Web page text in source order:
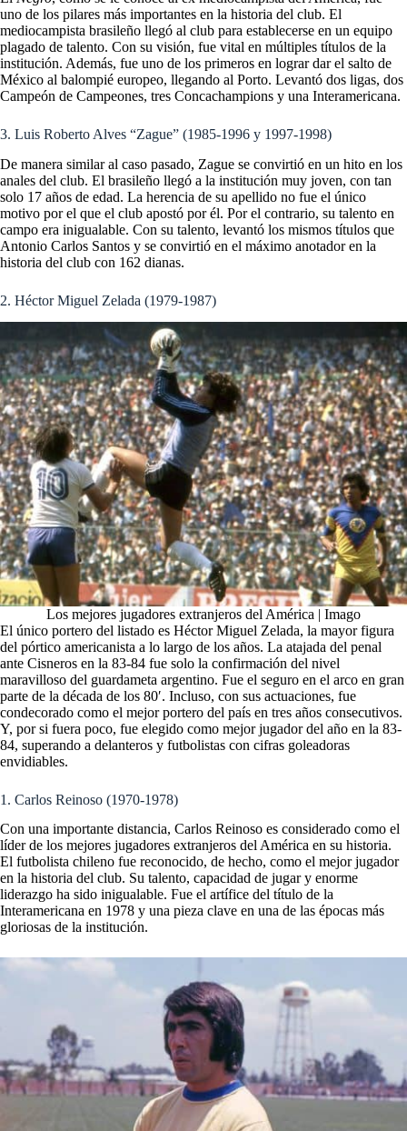
uno de los pilares más importantes en la historia del club. El
mediocampista brasileño llegó al club para establecerse en un equipo
plagado de talento. Con su visión, fue vital en múltiples títulos de la
institución. Además, fue uno de los primeros en lograr dar el salto de
México al balompié europeo, llegando al Porto. Levantó dos ligas, dos
Campeón de Campeones, tres Concachampions y una Interamericana.
3. Luis Roberto Alves “Zague” (1985-1996 y 1997-1998)
De manera similar al caso pasado, Zague se convirtió en un hito en los
anales del club. El brasileño llegó a la institución muy joven, con tan
solo 17 años de edad. La herencia de su apellido no fue el único
motivo por el que el club apostó por él. Por el contrario, su talento en
campo era inigualable. Con su talento, levantó los mismos títulos que
Antonio Carlos Santos y se convirtió en el máximo anotador en la
historia del club con 162 dianas.
2. Héctor Miguel Zelada (1979-1987)
Los mejores jugadores extranjeros del América | Imago
El único portero del listado es Héctor Miguel Zelada, la mayor figura
del pórtico americanista a lo largo de los años. La atajada del penal
ante Cisneros en la 83-84 fue solo la confirmación del nivel
maravilloso del guardameta argentino. Fue el seguro en el arco en gran
parte de la década de los 80′. Incluso, con sus actuaciones, fue
condecorado como el mejor portero del país en tres años consecutivos.
Y, por si fuera poco, fue elegido como mejor jugador del año en la 83-
84, superando a delanteros y futbolistas con cifras goleadoras
envidiables.
1. Carlos Reinoso (1970-1978)
Con una importante distancia, Carlos Reinoso es considerado como el
líder de los mejores jugadores extranjeros del América en su historia.
El futbolista chileno fue reconocido, de hecho, como el mejor jugador
en la historia del club. Su talento, capacidad de jugar y enorme
liderazgo ha sido inigualable. Fue el artífice del título de la
Interamericana en 1978 y una pieza clave en una de las épocas más
gloriosas de la institución.